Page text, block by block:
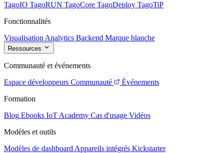
TagoIO TagoRUN TagoCore TagoDeploy TagoTiP
Fonctionnalités
Visualisation Analytics Backend Marque blanche
Ressources
Communauté et événements
Espace développeurs Communauté
Événements
Formation
Blog Ebooks IoT Academy Cas d'usage Vidéos
Modèles et outils
Modèles de dashboard Appareils intégrés Kickstarter